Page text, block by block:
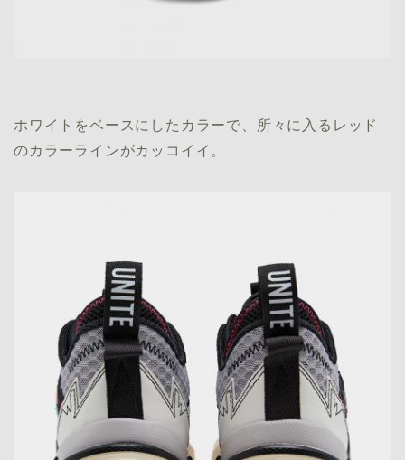
ホワイトをベースにしたカラーで、所々に入るレッド
のカラーラインがカッコイイ。